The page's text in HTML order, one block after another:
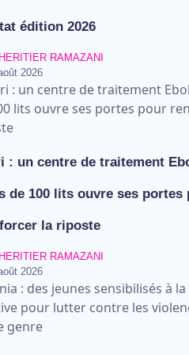
des
pour
les
à Bunia pour
Savo sur la
ce vendredi à
le corps
Yima
et appelle
système
édition 2026
HERITIER RAMAZANI
2026
: un centre de traitement
de 100 lits ouvre ses portes
la riposte
HERITIER RAMAZANI
2026